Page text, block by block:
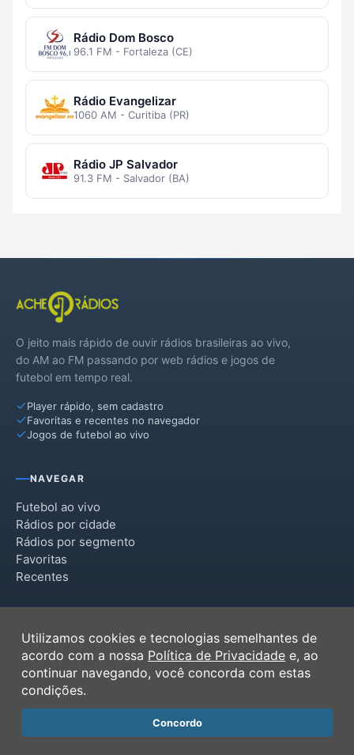
Rádio Dom Bosco
96.1 FM - Fortaleza (CE)
Rádio Evangelizar
1060 AM - Curitiba (PR)
Rádio JP Salvador
91.3 FM - Salvador (BA)
O jeito mais rápido de ouvir rádios brasileiras ao vivo,
do AM ao FM passando por web rádios e jogos de
futebol em tempo real.
Player rápido, sem cadastro
Favoritas e recentes no navegador
Jogos de futebol ao vivo
NAVEGAR
Futebol ao vivo
Rádios por cidade
Rádios por segmento
Favoritas
Recentes
Termos de Uso
Política de Privacidade
Ferramentas
Contato
Utilizamos cookies e tecnologias semelhantes de
acordo com a nossa Política de Privacidade e, ao
continuar navegando, você concorda com estas
condições.
Concordo